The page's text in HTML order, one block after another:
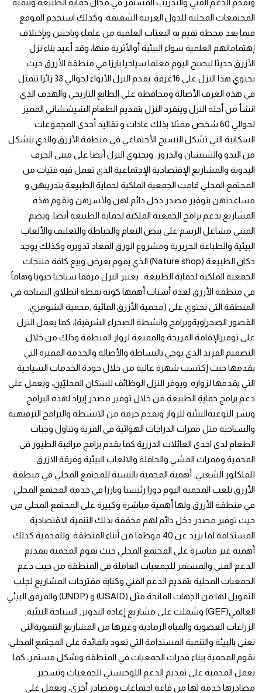
المجتمعات المحلية للدول العربية الشقيقة. وكذلك استخدم الموقع
فيما بعد محطة تقيم به البعثات العلمية من علماء وباحثين وبإختلاف
إهتماماتهم العلمية سواء البيئية أوالأثرية منها، وقد أعيد بناء نزل
الأزرق حديثا ليصبح اليوم معلما سياحيا بارزا في منطقة الأزرق حيث
يحتوي هذا النزل على 16غرفة. يقدم النزل الأيواء لحوالي 38 زائرا تتمثل
في هذه الغرف الأصالة ومحافظة على الطابع التاريخي والهدف الذي
انشأ من أجله النزل وينفرد النزل بتقديم الطعام الشيششاني المميز
لحوالي 60 شخص ممثلا بذلك عادات و تقاليد أحدى المجموعات
السكانية التي تشكل النسيج الأجتماعي في منطقة الأزرق والذي يتشكل
من البدو والشيشان والدروز. ويحتوي النزل أيضا على مبنى الحرف
اليدوية والمشاريع الإقتصادية الإجتماعية الذي تعمل فيه فتيات من
المجتمع المحلي قامت الجمعية الملكية لحماية الطبيعة بتدريبهن و
مساعدتهن بتوفير مصدر دخل دائم لهن ولأسرهن وتقوم هذه
المشاريع بدعم برامج الجمعية الملكية لحماية الطبيعة أيضا. ويضم
المبنى مشاغل الرسم على بيض النعام والخياطة والتغليف والألعاب
البيئية والطباعة الحريرية ومشروع الورق المعاد تدويره وكذلك يوجد
دكان الطبيعة (Nature shop) الذي يقوم بعرض وبيع كافة منتجات
الجمعية الملكية لحماية الطبيعة . يعتبر النزل مرفقا سياحيا حيويا وهاماُ
في منطقة الأزرق لعدة أسباب أهمها كونه نقطة انطلاق السياحة في
المنطقة التي تحتوي على (محمية الأزرق المائية ,محمية الشومري,
القصور الصحراويةوبرامج وانشطة الصحراء الشرقية)، كما يعمل النزل
على توفيرالإقامة المريحة والممتعة لزوار المنطقة وذلك من خلال
التصميم الفريد الذي يوحي بالبساطة والأصالة والخدمة المميزة التي
يقدمها حيث إكتسب شهرة عالية من خلال جودة الخدمات السياحية
التي يقدمها لزواره. ويوفر النزل الوظائفِ للسكان المحليّينِ، ويعمل على
دعم برامج حمايةِ الطبيعةِ من خلال توفير مصدر إيراد لهذه البرامج
ونشر التوعيةالبيئية للزوار ويقدم حزمة من الانشطة والبرامج الترفيهية
والسياحية مثل ممرات الدراجات الهوائية في القرية وتناول وجبات
الطعام لدى احدى العائلات الدرزية كما يقدم برامج مراقبة الطيور في
المحمية وممرات المشي والحافلة والالعاب البيئية وفرقة الازرق
للفلكلور الشعبي. أهمية المحمية بالنسبة للمجتمع المحلي في منطقة
الأزرق تلعب المحمية اليوم دورا رئيسيا وبارزا في خدمة المجتمع المحلي
في منطقة الأزرق ولها أهمية مباشرة وكبيرة على المجتمع المحلي من
حيث توفير مصدر دخل دائم لهم محققة بذلك التنمية الاقتصادية
المستدامة لما يزيد عن 40 موظفا من أبناء المنطقة. وللمحمية كذلك
أهمية غير مباشرة على المجتمع المحلي حيث تقوم المحمية بتقديم
الدعم الفني والمستمر للجمعيات العاملة في المنطقة من حيث دعم
الجمعيات المحلية بتقديم الدعم الفني وكتابة مقترحات المشاريع لجلب
التمويل لها من الجهات المانحة مثل (USAID) و (UNDP) والمرفق البيئي
العالمي(GEF) وشملت على مشاريع إعادة التدوير, السياحة البيئية,
الزراعات العضوية والمياه الرمادية وغيرها من المشاريع التنمويةالتي
تعنى بالبيئة والتنمية المستدامة التي تعود بالفائدة على المجتمع المحلي.
تقوم المحمية ببناء قدرات الجمعيات في المنطقة وبشكل مستمر، كما
تعمل المحمية على تقديم الدعم اللوجيستي للجمعيات وتسخير
مصادرها خدمة لها من قاعة اجتماعات ومصادر أخرى، وتعمل على